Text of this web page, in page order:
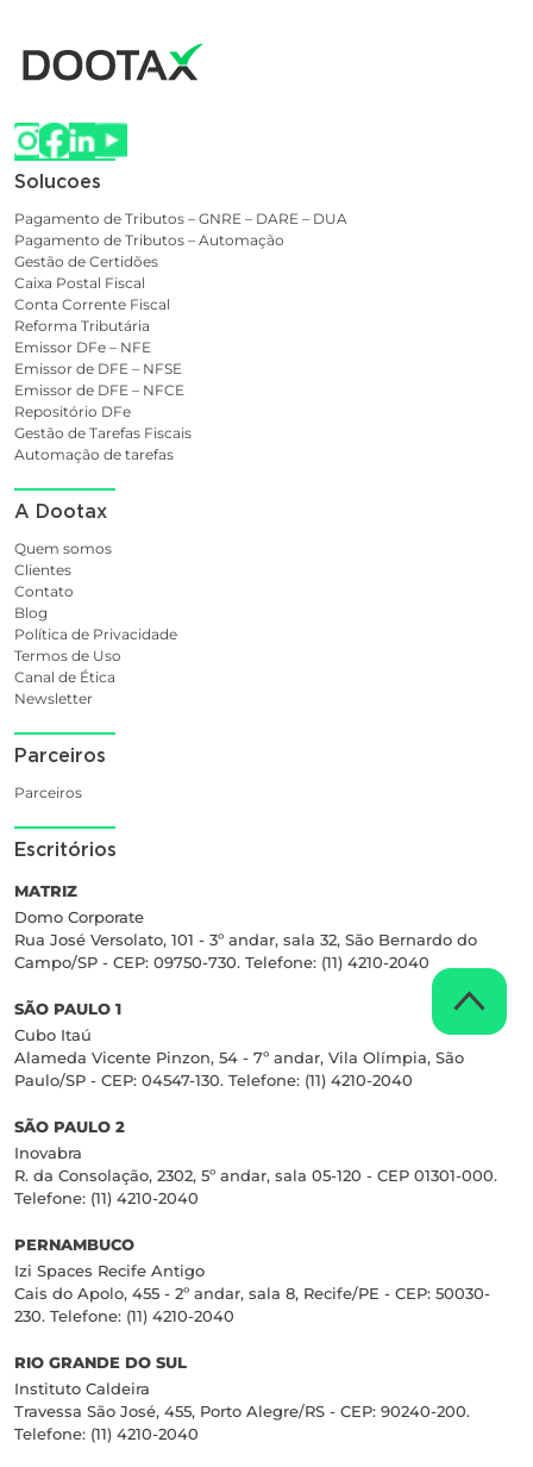
Solucoes
Pagamento de Tributos – GNRE – DARE – DUA
Pagamento de Tributos – Automação
Gestão de Certidões
Caixa Postal Fiscal
Conta Corrente Fiscal
Reforma Tributária
Emissor DFe – NFE
Emissor de DFE – NFSE
Emissor de DFE – NFCE
Repositório DFe
Gestão de Tarefas Fiscais
Automação de tarefas
A Dootax
Quem somos
Clientes
Contato
Blog
Política de Privacidade
Termos de Uso
Canal de Ética
Newsletter
Parceiros
Parceiros
Escritórios
MATRIZ
Domo Corporate
Rua José Versolato, 101 - 3º andar, sala 32, São Bernardo do
Campo/SP - CEP: 09750-730. Telefone: (11) 4210-2040
SÃO PAULO 1
Cubo Itaú
Alameda Vicente Pinzon, 54 - 7º andar, Vila Olímpia, São
Paulo/SP - CEP: 04547-130. Telefone: (11) 4210-2040
SÃO PAULO 2
Inovabra
R. da Consolação, 2302, 5º andar, sala 05-120 - CEP 01301-000.
Telefone: (11) 4210-2040
PERNAMBUCO
Izi Spaces Recife Antigo
Cais do Apolo, 455 - 2º andar, sala 8, Recife/PE - CEP: 50030-
230. Telefone: (11) 4210-2040
RIO GRANDE DO SUL
Instituto Caldeira
Travessa São José, 455, Porto Alegre/RS - CEP: 90240-200.
Telefone: (11) 4210-2040